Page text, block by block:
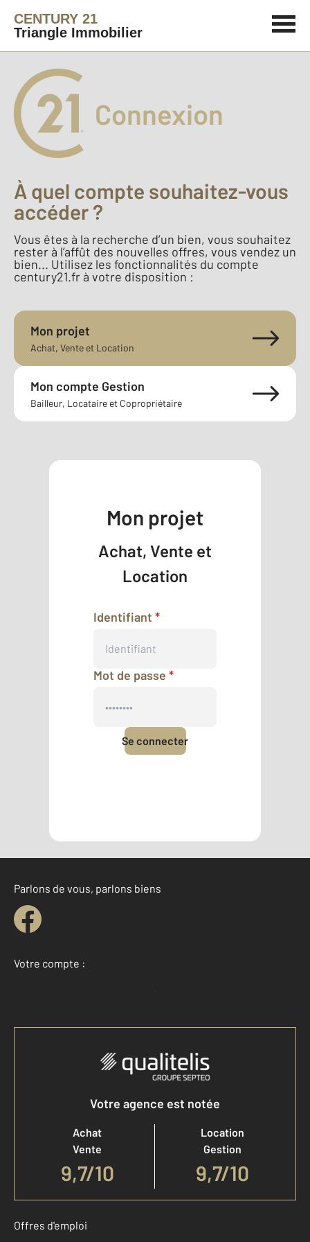
CENTURY 21
Triangle Immobilier
Connexion
À quel compte souhaitez-vous
accéder ?
Vous êtes à la recherche d’un bien, vous souhaitez
rester à l’affût des nouvelles offres, vous vendez un
bien... Utilisez les fonctionnalités du compte
century21.fr à votre disposition :
Mon projet
Achat, Vente et Location
Mon compte Gestion
Bailleur, Locataire et Copropriétaire
Mon projet
Achat, Vente et
Location
Identifiant *
Mot de passe *
Se connecter
Parlons de vous, parlons biens
Votre compte :
Accéder à mon compte
Votre agence est notée
Achat
Vente
9,7/10
Location
Gestion
9,7/10
Offres d'emploi